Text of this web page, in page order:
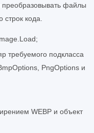
преобразовывать файлы
строк кода.
требуемого подкласса
PngOptions и
WEBP и объект